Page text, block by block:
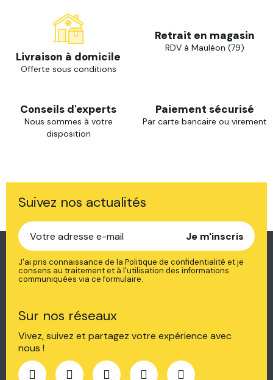
Livraison à domicile
Offerte sous conditions
Retrait en magasin
RDV à Mauléon (79)
Conseils d'experts
Nous sommes à votre
disposition
Paiement sécurisé
Par carte bancaire ou virement
Suivez nos actualités
Je m'inscris
J'ai pris connaissance de la Politique de confidentialité et je
consens au traitement et à l'utilisation des informations
communiquées via ce formulaire.
Sur nos réseaux
Vivez, suivez et partagez votre expérience avec
nous !